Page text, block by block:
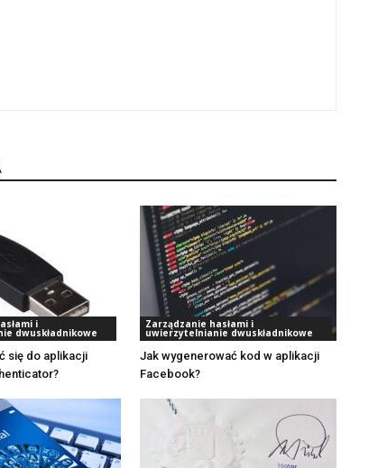
i
dwuskładnikowe
się do aplikacji
Zarządzanie hasłami i
uwierzytelnianie dwuskładnikowe
Jak wygenerować kod w aplikacji
Facebook?